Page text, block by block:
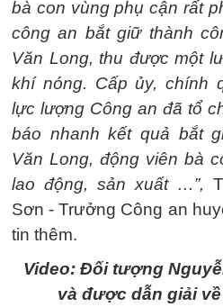
bà con vùng phụ cận rất
công an bắt giữ thành
Văn Long, thu được một
khí nóng. Cấp ủy, chính
lực lượng Công an đã tổ
báo nhanh kết quả bắt
Văn Long, động viên bà
lao động, sản xuất …”,
Sơn - Trưởng Công an
tin thêm.
Video: Đối tượng
và được dẫn giải